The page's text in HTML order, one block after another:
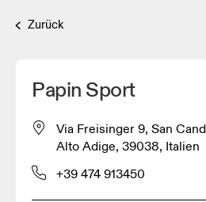
Zurück
Papin Sport
Via Freisinger 9, San
Alto Adige, 39038, Italien
+39 474 913450